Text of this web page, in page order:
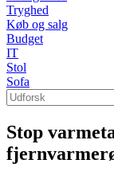
Tryghed
Køb og salg
Budget
IT
Stol
Sofa
Stop